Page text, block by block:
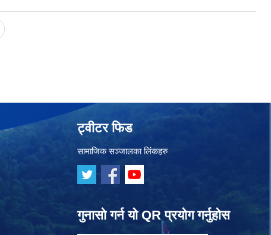
ट्वीटर फिड
सामाजिक सञ्जालका लिंकहरु
गुनासो गर्न यो QR प्रयोग गर्नुहोस